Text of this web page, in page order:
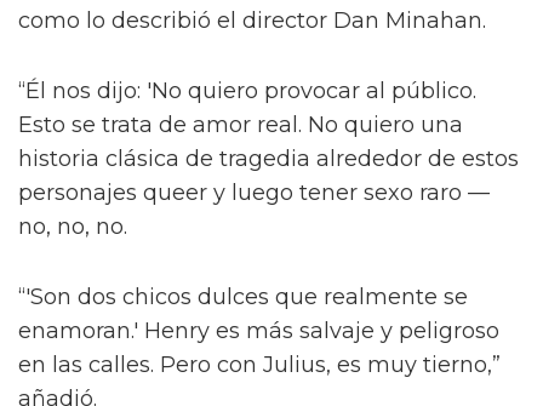
como lo describió el director Dan Minahan.
“Él nos dijo: 'No quiero provocar al público.
Esto se trata de amor real. No quiero una
historia clásica de tragedia alrededor de estos
personajes queer y luego tener sexo raro —
no, no, no.
“'Son dos chicos dulces que realmente se
enamoran.' Henry es más salvaje y peligroso
en las calles. Pero con Julius, es muy tierno,”
añadió.